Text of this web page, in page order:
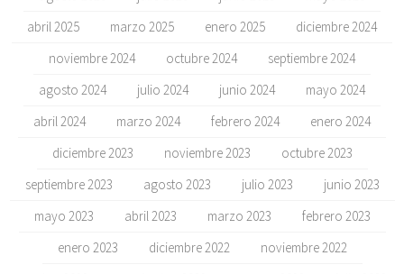
abril 2025
marzo 2025 enero 2025
diciembre 2024
noviembre 2024
octubre 2024
septiembre 2024
agosto 2024
julio 2024 junio 2024
mayo 2024
abril 2024
marzo 2024 febrero 2024
enero 2024
diciembre 2023
noviembre 2023
octubre 2023
septiembre 2023
agosto 2023 julio 2023
junio 2023
mayo 2023
abril 2023 marzo 2023
febrero 2023
enero 2023
diciembre 2022
noviembre 2022